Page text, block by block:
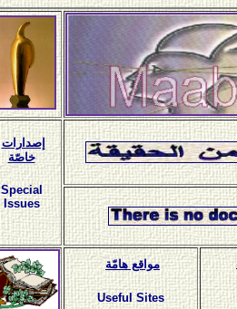
إصدارات
خاصّة
Special
Issues
مواقع هامّة
Useful Sites